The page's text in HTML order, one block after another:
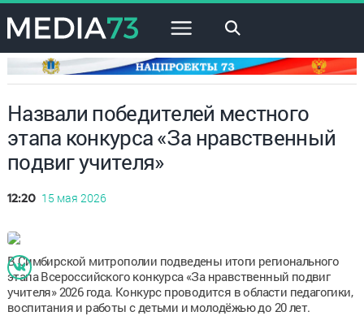
×
Назвали победителей местного
этапа конкурса «За нравственный
подвиг учителя»
12:20 15 мая 2026
В Симбирской митрополии подведены итоги регионального
этапа Всероссийского конкурса «За нравственный подвиг
учителя» 2026 года. Конкурс проводится в области педагогики,
воспитания и работы с детьми и молодёжью до 20 лет.